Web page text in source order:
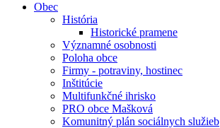
Obec
História
Historické pramene
Významné osobnosti
Poloha obce
Firmy - potraviny, hostinec
Inštitúcie
Multifunkčné ihrisko
PRO obce Mašková
Komunitný plán sociálnych služieb